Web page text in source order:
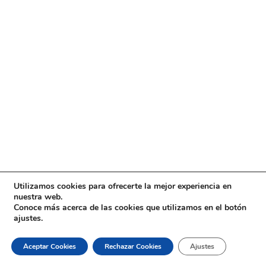
Siguiente
Utilizamos cookies para ofrecerte la mejor experiencia en
nuestra web.
Conoce más acerca de las cookies que utilizamos en el botón
ajustes.
Aceptar Cookies Rechazar Cookies Ajustes